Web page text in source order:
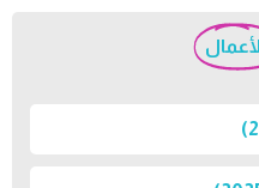
الأعمال